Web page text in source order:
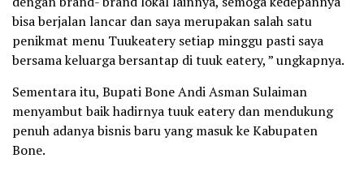
bisa berjalan lancar dan saya merupakan salah satu
penikmat menu Tuukeatery setiap minggu pasti saya
bersama keluarga bersantap di tuuk eatery, ” ungkapnya.
Sementara itu, Bupati Bone Andi Asman Sulaiman
menyambut baik hadirnya tuuk eatery dan mendukung
penuh adanya bisnis baru yang masuk ke Kabupaten
Bone.